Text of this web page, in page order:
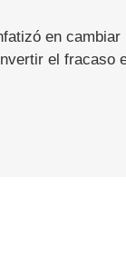
en
el fracaso